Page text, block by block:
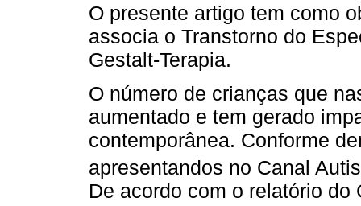
O presente artigo tem como
associa o Transtorno do
Gestalt-Terapia.
O número de crianças que
aumentado e tem gerado
contemporânea. Conforme
apresentandos no Canal
De acordo com o relatório